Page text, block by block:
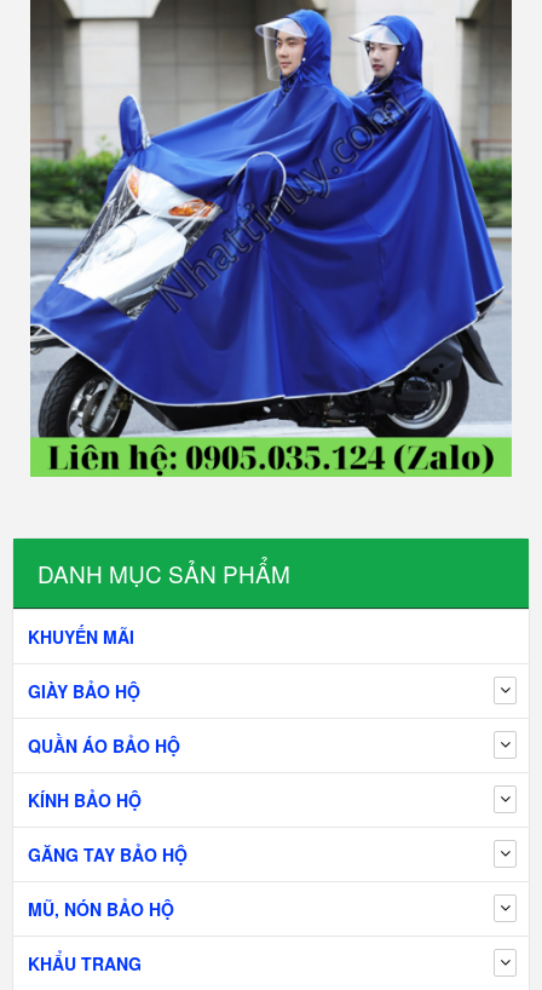
DANH MỤC SẢN PHẨM
KHUYẾN MÃI
GIÀY BẢO HỘ
QUẦN ÁO BẢO HỘ
KÍNH BẢO HỘ
GĂNG TAY BẢO HỘ
MŨ, NÓN BẢO HỘ
KHẨU TRANG